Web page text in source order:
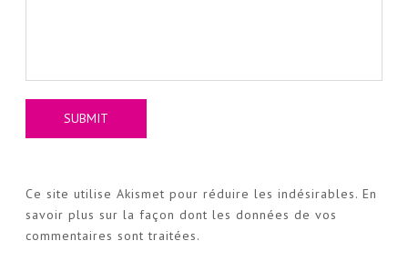
Ce site utilise Akismet pour réduire les indésirables. En
savoir plus sur la façon dont les données de vos
commentaires sont traitées.